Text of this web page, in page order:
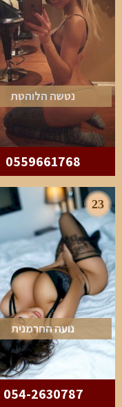
נטשה הלוהטת
0559661768
23
נועה החרמנית
054-2630787